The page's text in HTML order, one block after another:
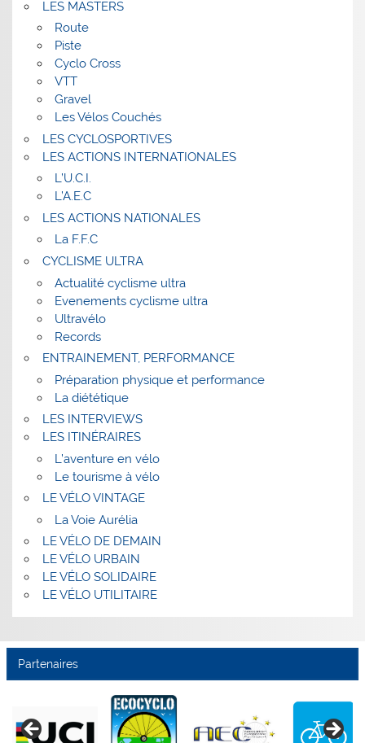
LES MASTERS
Route
Piste
Cyclo Cross
VTT
Gravel
Les Vélos Couchés
LES CYCLOSPORTIVES
LES ACTIONS INTERNATIONALES
L’U.C.I.
L’A.E.C
LES ACTIONS NATIONALES
La F.F.C
CYCLISME ULTRA
Actualité cyclisme ultra
Evenements cyclisme ultra
Ultravélo
Records
ENTRAINEMENT, PERFORMANCE
Préparation physique et performance
La diététique
LES INTERVIEWS
LES ITINÉRAIRES
L’aventure en vélo
Le tourisme à vélo
LE VÉLO VINTAGE
La Voie Aurélia
LE VÉLO DE DEMAIN
LE VÉLO URBAIN
LE VÉLO SOLIDAIRE
LE VÉLO UTILITAIRE
Partenaires